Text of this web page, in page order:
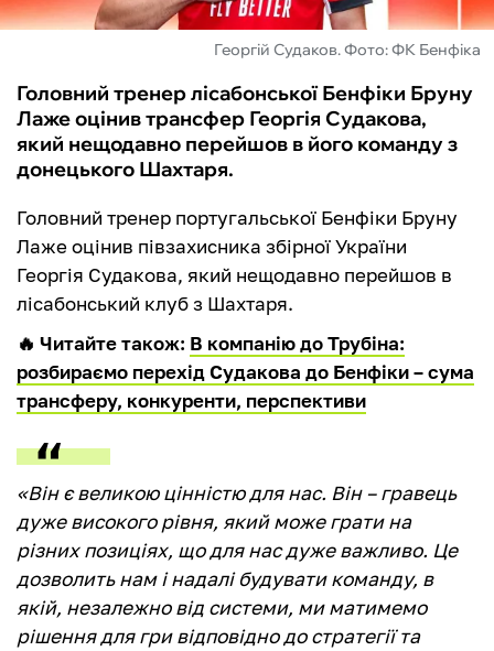
Георгій Судаков. Фото: ФК Бенфіка
Головний тренер лісабонської Бенфіки Бруну
Лаже оцінив трансфер Георгія Судакова,
який нещодавно перейшов в його команду з
донецького Шахтаря.
Головний тренер португальської Бенфіки Бруну
Лаже оцінив півзахисника збірної України
Георгія Судакова, який нещодавно перейшов в
лісабонський клуб з Шахтаря.
🔥 Читайте також: В компанію до Трубіна:
розбираємо перехід Судакова до Бенфіки – сума
трансферу, конкуренти, перспективи
«Він є великою цінністю для нас. Він – гравець
дуже високого рівня, який може грати на
різних позиціях, що для нас дуже важливо. Це
дозволить нам і надалі будувати команду, в
якій, незалежно від системи, ми матимемо
рішення для гри відповідно до стратегії та